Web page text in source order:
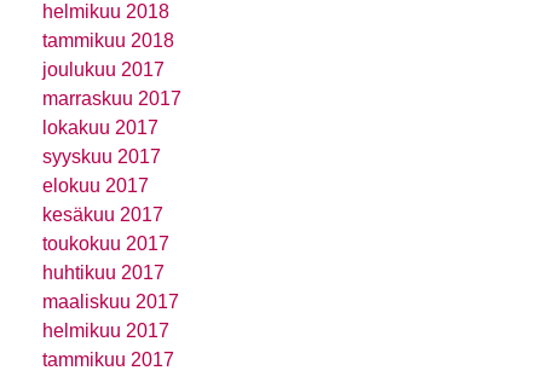
helmikuu 2018
tammikuu 2018
joulukuu 2017
marraskuu 2017
lokakuu 2017
syyskuu 2017
elokuu 2017
kesäkuu 2017
toukokuu 2017
huhtikuu 2017
maaliskuu 2017
helmikuu 2017
tammikuu 2017